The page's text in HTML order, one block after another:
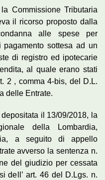
Commissione Tributaria
il ricorso proposto dalla
alle spese per
pagamento sottesa ad un
di registro ed ipotecarie
al quale erano stati
2 , comma 4-bis, del D.L.
delle Entrate.
il 13/09/2018, la
della Lombardia,
a seguito di appello
avverso la sentenza n.
del giudizio per cessata
dell’ art. 46 del D.Lgs. n.